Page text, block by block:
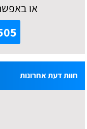
או
חוות דעת אחרונות